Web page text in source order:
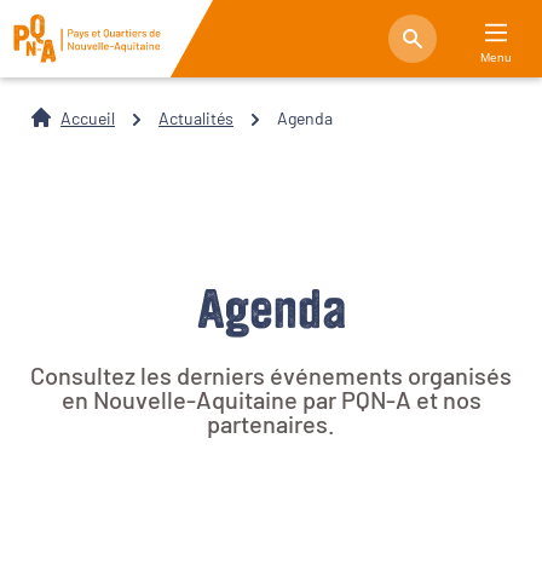
Menu
Accueil Actualités Agenda
Agenda
Consultez les derniers événements organisés
en Nouvelle-Aquitaine par PQN-A et nos
partenaires.